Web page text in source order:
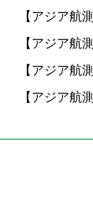
【アジア航
【アジア航
【アジア航
【アジア航